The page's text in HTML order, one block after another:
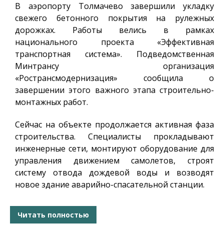
В аэропорту Толмачево завершили укладку
свежего бетонного покрытия на рулежных
дорожках. Работы велись в рамках
национального проекта «Эффективная
транспортная система». Подведомственная
Минтрансу организация
«Ространсмодернизация» сообщила о
завершении этого важного этапа строительно-
монтажных работ.
Сейчас на объекте продолжается активная фаза
строительства. Специалисты прокладывают
инженерные сети, монтируют оборудование для
управления движением самолетов, строят
систему отвода дождевой воды и возводят
новое здание аварийно-спасательной станции.
Читать полностью